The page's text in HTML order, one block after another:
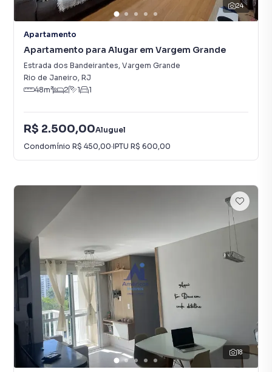
24
Apartamento
Apartamento para Alugar em Vargem Grande
Estrada dos Bandeirantes, Vargem Grande
Rio de Janeiro, RJ
48m² 2 1 1
R$ 2.500,00Aluguel
Condomínio R$ 450,00·IPTU R$ 600,00
18